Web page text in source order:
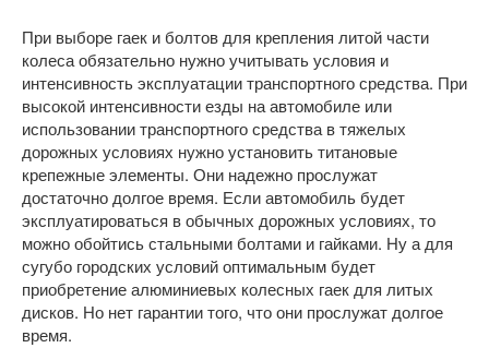
При выборе гаек и болтов для крепления литой части
колеса обязательно нужно учитывать условия и
интенсивность эксплуатации транспортного средства. При
высокой интенсивности езды на автомобиле или
использовании транспортного средства в тяжелых
дорожных условиях нужно установить титановые
крепежные элементы. Они надежно прослужат
достаточно долгое время. Если автомобиль будет
эксплуатироваться в обычных дорожных условиях, то
можно обойтись стальными болтами и гайками. Ну а для
сугубо городских условий оптимальным будет
приобретение алюминиевых колесных гаек для литых
дисков. Но нет гарантии того, что они прослужат долгое
время.